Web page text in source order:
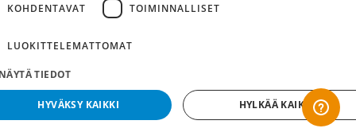
KOHDENTAVAT TOIMINNALLISET
LUOKITTELEMATTOMAT
TIEDOT
HYVÄKSY KAIKKI HYLKÄÄ KAIKKI